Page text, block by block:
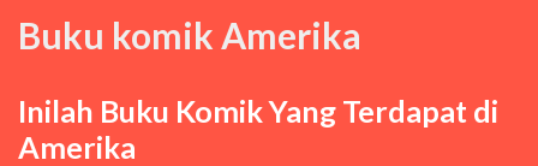
Buku komik Amerika
Inilah Buku Komik Yang Terdapat di
Amerika